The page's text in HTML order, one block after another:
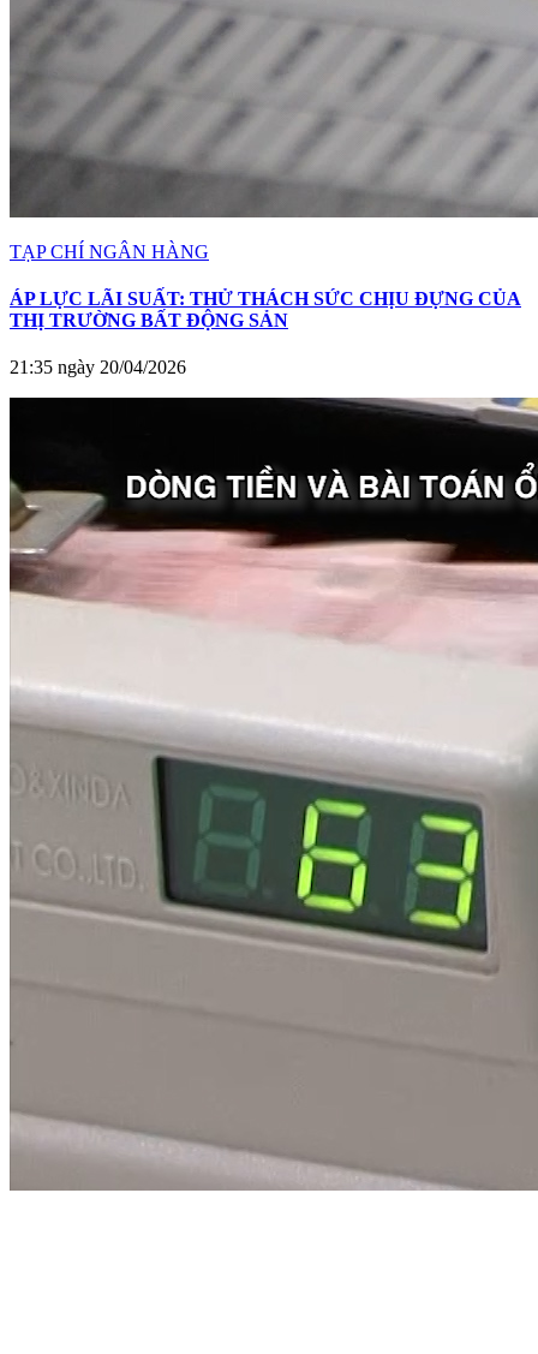
TẠP CHÍ NGÂN HÀNG
ÁP LỰC LÃI SUẤT: THỬ THÁCH SỨC CHỊU ĐỰNG CỦA
THỊ TRƯỜNG BẤT ĐỘNG SẢN
21:35 ngày 20/04/2026